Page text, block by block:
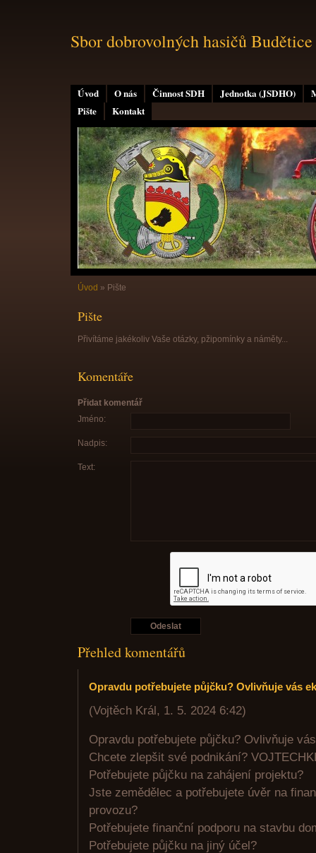
Úvod O nás Činnost SDH Jednotka (JSDHO)
Pište
Kontakt
Sbor dobrovolných hasičů Budětice
Úvod » Pište
Pište
Přivítáme jakékoliv Vaše otázky, pžipomínky a náměty...
Komentáře
Přidat komentář
Jméno:
Nadpis:
Text:
Přehled komentářů
Opravdu potřebujete půjčku? Ovlivňuje vás
(Vojtěch Král, 1. 5. 2024 6:42)
Opravdu potřebujete půjčku? Ovlivňuje
Chcete zlepšit své podnikání?
Potřebujete půjčku na zahájení projektu?
Jste zemědělec a potřebujete úvěr na
provozu?
Potřebujete finanční podporu na stavbu
Potřebujete půjčku na jiný účel?